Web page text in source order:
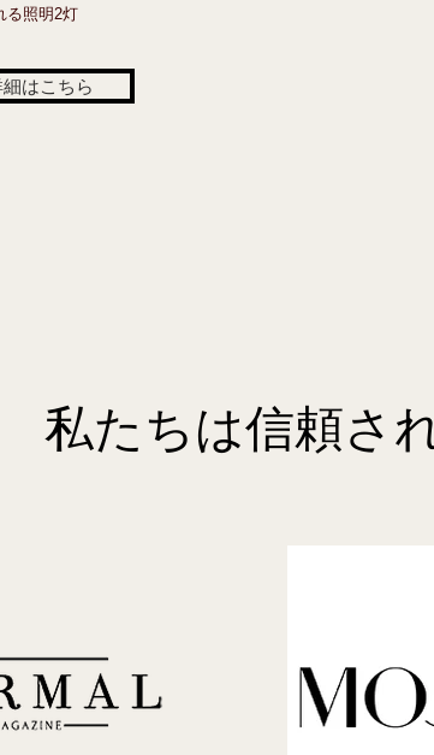
ラファー：当スタジオでプロフェッショナルな
ウィークに向けたコレクション準備：ファッシ
ください。
ウィークやその他の製品プレゼンテーションの
る照明2灯
はこちら
私たちは信頼さ
私たちは信頼さ